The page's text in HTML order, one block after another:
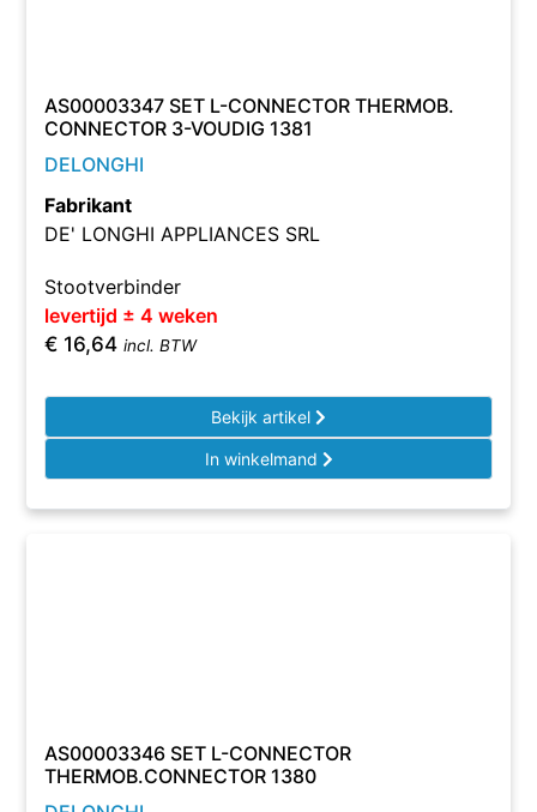
AS00003347 SET L-CONNECTOR THERMOB.
CONNECTOR 3-VOUDIG 1381
DELONGHI
Fabrikant
DE' LONGHI APPLIANCES SRL
Stootverbinder
levertijd ± 4 weken
€ 16,64 incl. BTW
Bekijk artikel
In winkelmand
AS00003346 SET L-CONNECTOR
THERMOB.CONNECTOR 1380